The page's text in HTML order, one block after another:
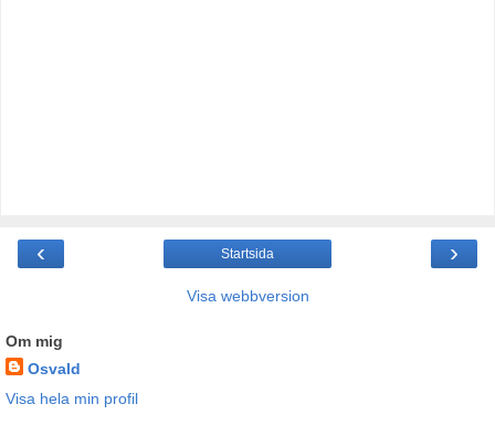
‹ ›
Startsida
Visa webbversion
Om mig
Osvald
Visa hela min profil